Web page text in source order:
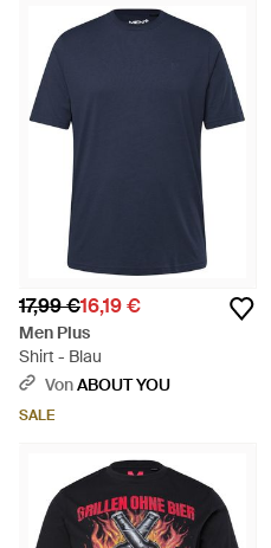
17,99 €16,19 €
Men Plus
Shirt - Blau
VonABOUT YOU
SALE